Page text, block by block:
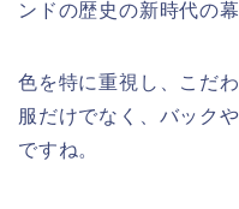
ンドの歴史の新時代の
色を特に重視し、こだ
服だけでなく、バック
ですね。